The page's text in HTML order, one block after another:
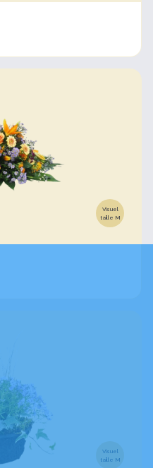
Visuel
taille M
Visuel
taille M